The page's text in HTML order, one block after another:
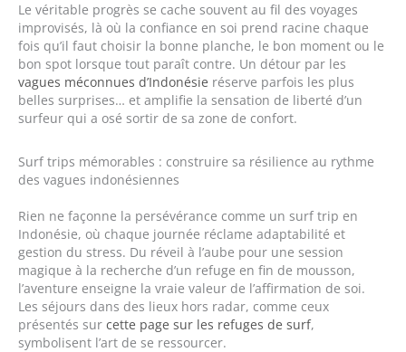
Le véritable progrès se cache souvent au fil des voyages
improvisés, là où la confiance en soi prend racine chaque
fois qu’il faut choisir la bonne planche, le bon moment ou le
bon spot lorsque tout paraît contre. Un détour par les
vagues méconnues d’Indonésie réserve parfois les plus
belles surprises… et amplifie la sensation de liberté d’un
surfeur qui a osé sortir de sa zone de confort.
Surf trips mémorables : construire sa résilience au rythme
des vagues indonésiennes
Rien ne façonne la persévérance comme un surf trip en
Indonésie, où chaque journée réclame adaptabilité et
gestion du stress. Du réveil à l’aube pour une session
magique à la recherche d’un refuge en fin de mousson,
l’aventure enseigne la vraie valeur de l’affirmation de soi.
Les séjours dans des lieux hors radar, comme ceux
présentés sur cette page sur les refuges de surf,
symbolisent l’art de se ressourcer.